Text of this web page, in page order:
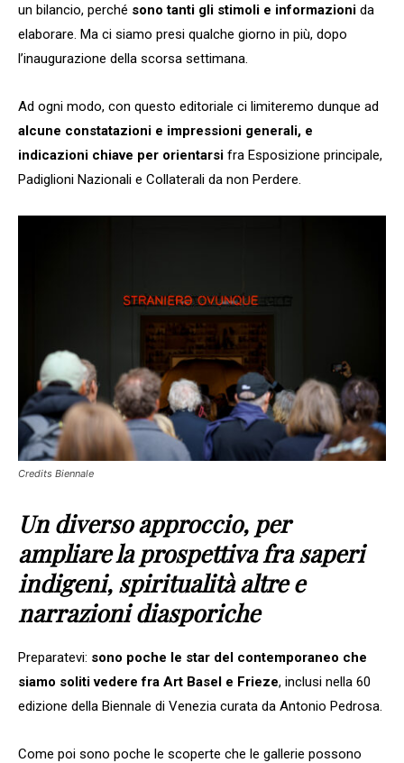
un bilancio, perché sono tanti gli stimoli e informazioni da
elaborare. Ma ci siamo presi qualche giorno in più, dopo
l’inaugurazione della scorsa settimana.
Ad ogni modo, con questo editoriale ci limiteremo dunque ad
alcune constatazioni e impressioni generali, e
indicazioni chiave per orientarsi fra Esposizione principale,
Padiglioni Nazionali e Collaterali da non Perdere.
Credits Biennale
Un diverso approccio, per
ampliare la prospettiva fra saperi
indigeni, spiritualità altre e
narrazioni diasporiche
Preparatevi: sono poche le star del contemporaneo che
siamo soliti vedere fra Art Basel e Frieze, inclusi nella 60
edizione della Biennale di Venezia curata da Antonio Pedrosa.
Come poi sono poche le scoperte che le gallerie possono